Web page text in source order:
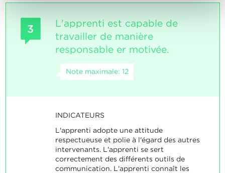
3
L'apprenti est capable de
travailler de manière
responsable er motivée.
Note maximale: 12
INDICATEURS
L'apprenti adopte une attitude
respectueuse et polie à l'égard des autres
intervenants. L'apprenti se sert
correctement des différents outils de
communication. L'apprenti connaît les